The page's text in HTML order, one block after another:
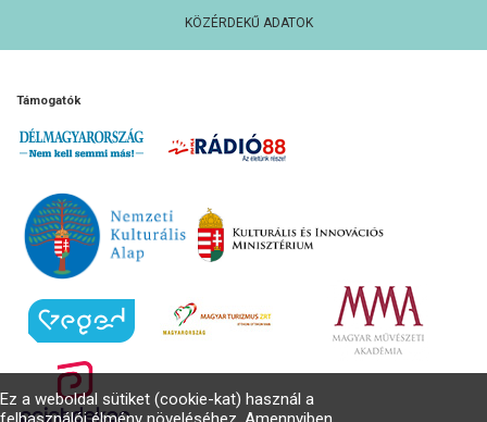
KÖZÉRDEKŰ ADATOK
Támogatók
Ez a weboldal sütiket (cookie-kat) használ a